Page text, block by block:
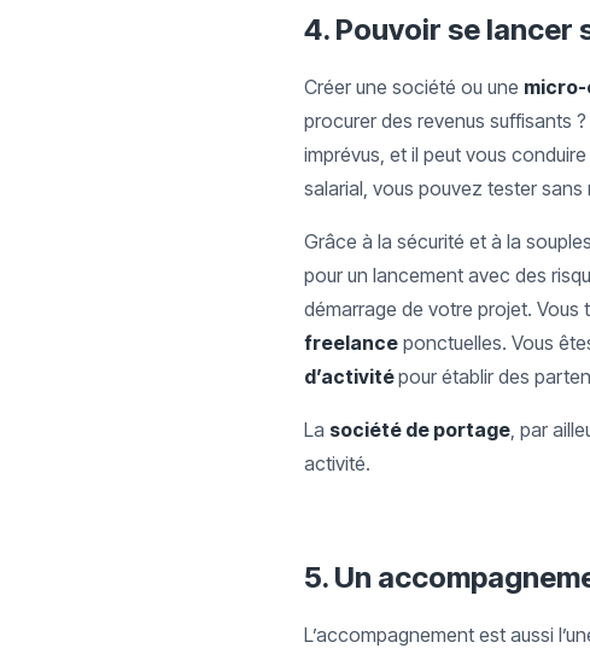
4. Pouvoir se lancer
Créer une société ou une
procurer des revenus suffisants
imprévus, et il peut vous
salarial, vous pouvez tester sans
Grâce à la sécurité et à la
pour un lancement avec des
démarrage de votre projet.
freelance ponctuelles. Vous
d’activitépour établir des
La société de portage, par
activité.
5. Un
L’accompagnement est aussi